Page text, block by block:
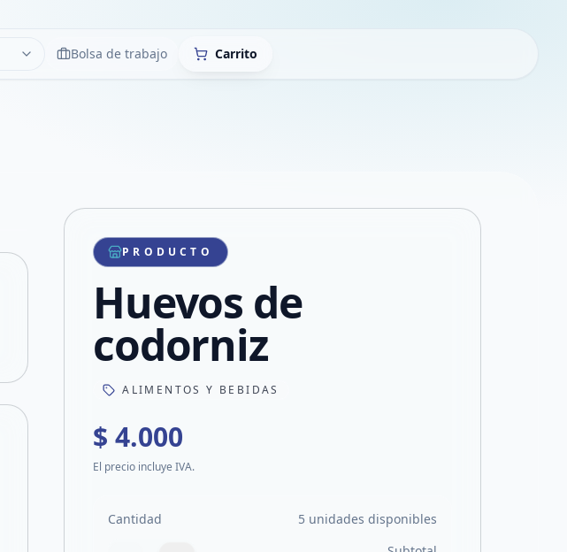
LimpiarBolsa de trabajo Carrito
Compartir producto
Compartir por WhatsApp
Compartir por mail
Compartir en Facebook
Compartir en X
PRODUCTO
Huevos de
codorniz
ALIMENTOS Y BEBIDAS
$ 4.000
El precio incluye IVA.
Cantidad 5 unidades disponibles